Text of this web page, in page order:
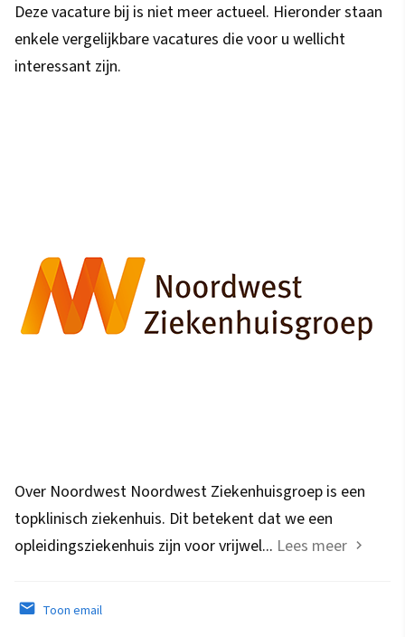
Deze vacature bij is niet meer actueel. Hieronder staan
enkele vergelijkbare vacatures die voor u wellicht
interessant zijn.
Over Noordwest Noordwest Ziekenhuisgroep is een
topklinisch ziekenhuis. Dit betekent dat we een
opleidingsziekenhuis zijn voor vrijwel... Lees meer
Toon email